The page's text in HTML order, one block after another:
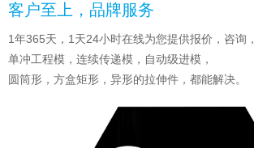
客户至上，品牌服务
1年365天，1天24小时在线为您提供报价，咨询，
单冲工程模，连续传递模，自动级进模，
圆筒形，方盒矩形，异形的拉伸件，都能解决。